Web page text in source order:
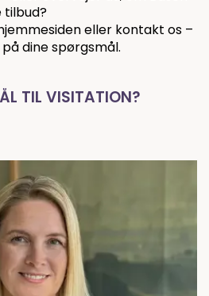
eller kontakt os –
dine spørgsmål.
TIL VISITATION?